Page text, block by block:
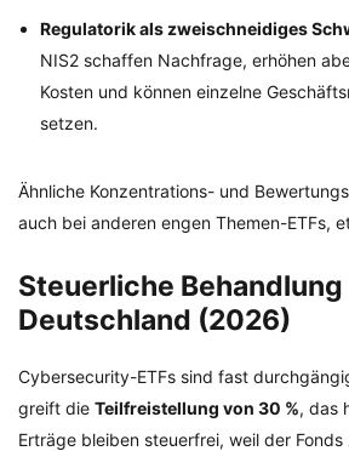
Regulatorik als zweischneidiges
NIS2 schaffen Nachfrage, erhöhen
Kosten und können einzelne
setzen.
Ähnliche Konzentrations- und
auch bei anderen engen Themen-ETFs,
Steuerliche Behandlung
Deutschland (2026)
Cybersecurity-ETFs sind fast
greift die Teilfreistellung von 30 %, das
Erträge bleiben steuerfrei, weil der Fonds